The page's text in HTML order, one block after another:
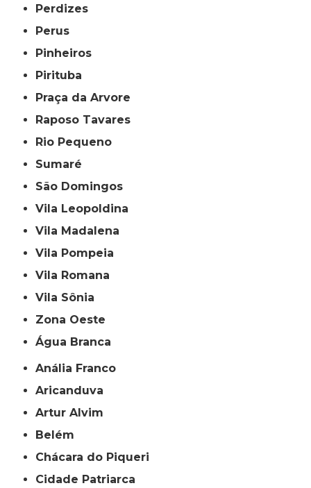
Perdizes
Perus
Pinheiros
Pirituba
Praça da Arvore
Raposo Tavares
Rio Pequeno
Sumaré
São Domingos
Vila Leopoldina
Vila Madalena
Vila Pompeia
Vila Romana
Vila Sônia
Zona Oeste
Água Branca
Anália Franco
Aricanduva
Artur Alvim
Belém
Chácara do Piqueri
Cidade Patriarca